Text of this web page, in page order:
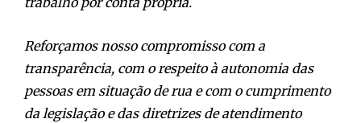
Reforçamos nosso compromisso com a
transparência, com o respeito à autonomia das
pessoas em situação de rua e com o cumprimento
da legislação e das diretrizes de atendimento